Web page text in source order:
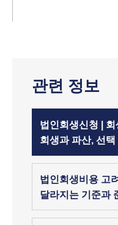
관련 정보
법인회생신청 |
회생과 파산, 선
법인회생비용 고
달라지는 기준과